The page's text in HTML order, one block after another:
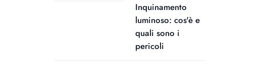
Inquinamento
luminoso: cos'è e
quali sono i
pericoli